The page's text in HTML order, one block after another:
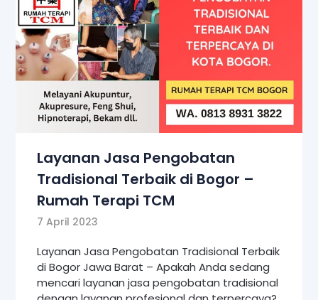
Layanan Jasa Pengobatan
Tradisional Terbaik di Bogor –
Rumah Terapi TCM
7 April 2023
Layanan Jasa Pengobatan Tradisional Terbaik
di Bogor Jawa Barat – Apakah Anda sedang
mencari layanan jasa pengobatan tradisional